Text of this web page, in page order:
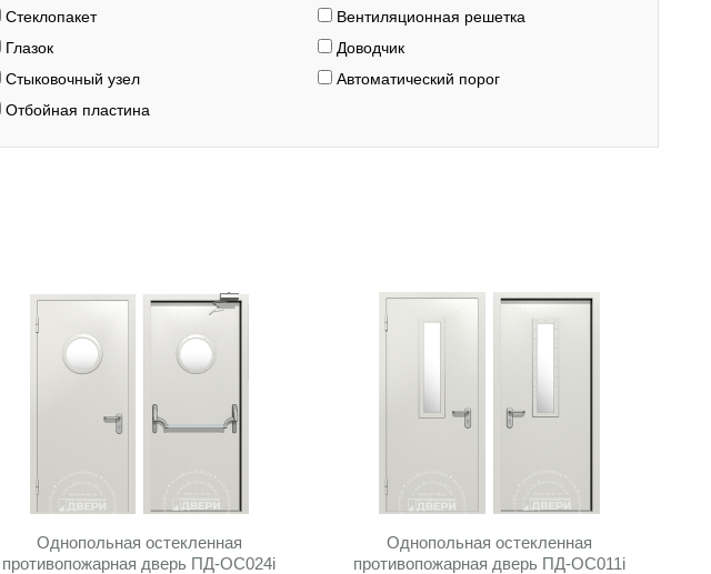
Стеклопакет
Вентиляционная решетка
Глазок
Доводчик
Стыковочный узел
Автоматический порог
Отбойная пластина
Однопольная остекленная
противопожарная дверь ПД-ОС024i
Однопольная остекленная
противопожарная дверь ПД-ОС011i